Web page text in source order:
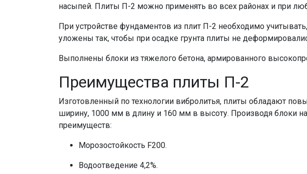
насыпей. Плиты П-2 можно применять во всех районах и при
При устройстве фундаментов из плит П-2 необходимо
уложены так, чтобы при осадке грунта плиты не
Выполнены блоки из тяжелого бетона, армированного
Преимущества плиты П-2
Изготовленный по технологии вибролитья, плиты обладают
ширину, 1000 мм в длину и 160 мм в высоту. Производя блоки на
преимуществ:
Морозостойкость F200.
Водоотведение 4,2%.